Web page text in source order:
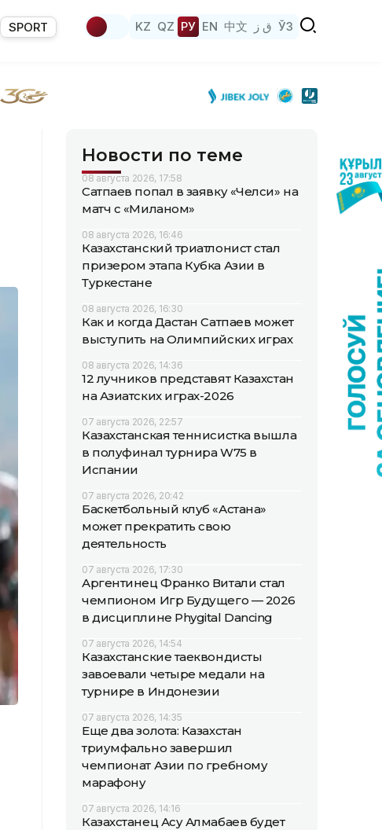
SPORT KZ QZ РУ EN 中文 ق ز ЎЗ
Новости по теме
08 августа 2026, 17:58
Сатпаев попал в заявку «Челси» на
матч с «Миланом»
08 августа 2026, 16:46
Казахстанский триатлонист стал
призером этапа Кубка Азии в
Туркестане
08 августа 2026, 16:30
Как и когда Дастан Сатпаев может
выступить на Олимпийских играх
08 августа 2026, 14:36
12 лучников представят Казахстан
на Азиатских играх-2026
07 августа 2026, 22:57
Казахстанская теннисистка вышла
в полуфинал турнира W75 в
Испании
07 августа 2026, 20:42
Баскетбольный клуб «Астана»
может прекратить свою
деятельность
07 августа 2026, 17:30
Аргентинец Франко Витали стал
чемпионом Игр Будущего — 2026
в дисциплине Phygital Dancing
07 августа 2026, 14:54
Казахстанские таеквондисты
завоевали четыре медали на
турнире в Индонезии
07 августа 2026, 14:35
Еще два золота: Казахстан
триумфально завершил
чемпионат Азии по гребному
марафону
07 августа 2026, 14:16
Казахстанец Асу Алмабаев будет